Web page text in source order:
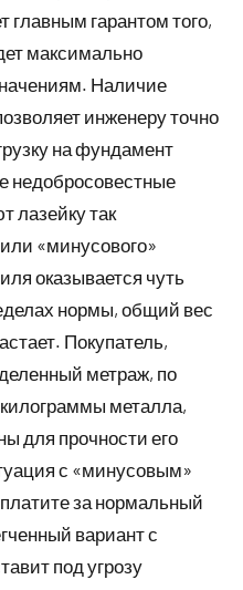
главным гарантом того,
максимально
Наличие
инженеру точно
на фундамент
недобросовестные
лазейку так
«минусового»
оказывается чуть
нормы, общий вес
Покупатель,
метраж, по
металла,
для прочности его
с «минусовым»
за нормальный
вариант с
под угрозу